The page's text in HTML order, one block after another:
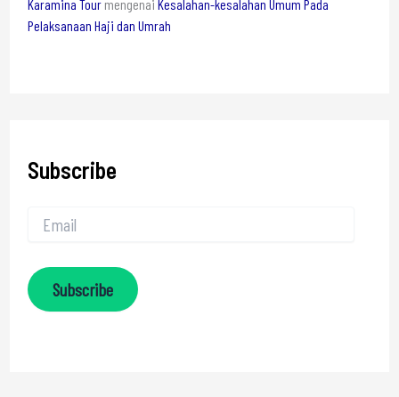
Karamina Tourmengenai Kesalahan-kesalahan Umum Pada
Pelaksanaan Haji dan Umrah
Subscribe
Subscribe